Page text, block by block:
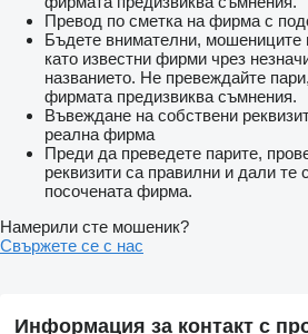
Превод по сметка на фирма с
Бъдете внимателни, мошениците
като известни фирми чрез
названието. Не превеждайте
фирмата предизвиква съмнения.
Въвеждане на собствени
реална фирма
Преди да преведете парите,
реквизити са правилни и дали те
посочената фирма.
Намерили сте мошеник?
Свържете се с нас
Информация за контакт с